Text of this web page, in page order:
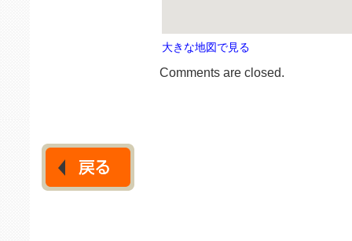
大きな地図で見る
Comments are closed.